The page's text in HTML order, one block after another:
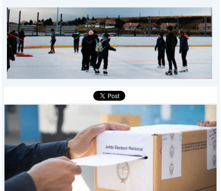
DEPORTES
POLICIALES
I-DIARIO
MÁS
BÚSQUEDA